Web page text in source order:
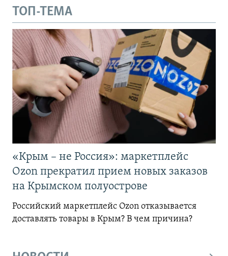
ТОП-ТЕМА
«Крым – не Россия»: маркетплейс
Ozon прекратил прием новых заказов
на Крымском полуострове
Российский маркетплейс Ozon отказывается
доставлять товары в Крым? В чем причина?